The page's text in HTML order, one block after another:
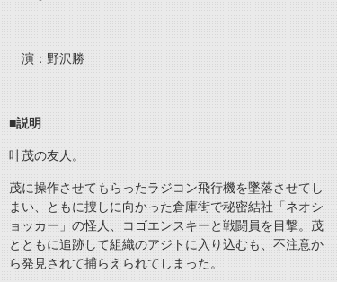
演：野沢勝
■説明
叶茂の友人。
茂に操作させてもらったラジコン飛行機を墜落させてし
まい、ともに捜しに向かった倉庫街で秘密結社「ネオシ
ョッカー」の怪人、コゴエンスキーと戦闘員を目撃。茂
とともに追跡して組織のアジトに入り込むも、不注意か
ら発見されて捕らえられてしまった。